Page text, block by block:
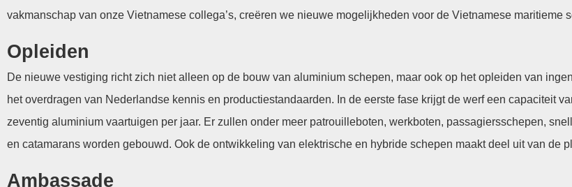
vakmanschap van onze Vietnamese collega’s, creëren we nieuwe mogelijkheden voor de Vietnamese maritieme
Opleiden
De nieuwe vestiging richt zich niet alleen op de bouw van aluminium schepen, maar ook op het opleiden van
het overdragen van Nederlandse kennis en productiestandaarden. In de eerste fase krijgt de werf een capaciteit
zeventig aluminium vaartuigen per jaar. Er zullen onder meer patrouilleboten, werkboten, passagiersschepen,
en catamarans worden gebouwd. Ook de ontwikkeling van elektrische en hybride schepen maakt deel uit van de
Ambassade